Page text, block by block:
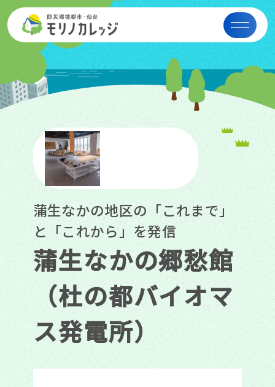
蒲生なかの地区の「これまで」
と「これから」を発信
蒲生なかの郷愁館
（杜の都バイオマ
ス発電所）